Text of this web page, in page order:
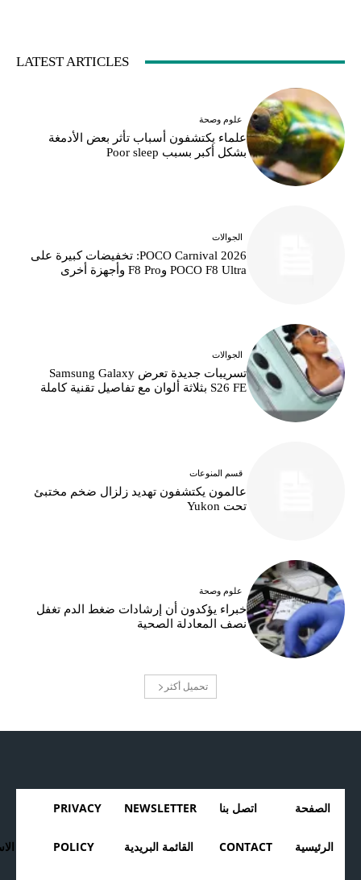
LATEST ARTICLES
علوم وصحة
علماء يكتشفون أسباب تأثر بعض الأدمغة
بشكل أكبر بسبب Poor sleep
الجوالات
POCO Carnival 2026: تخفيضات كبيرة على
POCO F8 Ultra وF8 Pro وأجهزة أخرى
الجوالات
تسريبات جديدة تعرض Samsung Galaxy
S26 FE بثلاثة ألوان مع تفاصيل تقنية كاملة
قسم المنوعات
عالمون يكتشفون تهديد زلزال ضخم مختبئ
تحت Yukon
علوم وصحة
خبراء يؤكدون أن إرشادات ضغط الدم تغفل
نصف المعادلة الصحية
تحميل أكثر
الصفحة
الرئيسية
اتصل بنا
CONTACT
NEWSLETTER
القائمة البريدية
PRIVACY
POLICY